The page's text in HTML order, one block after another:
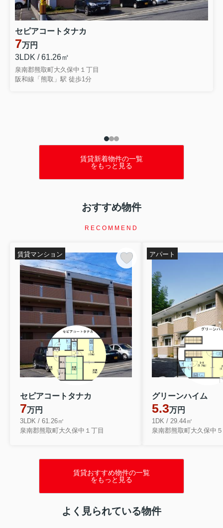
2026.08.02
第2回【イエサポ住まい支援コラム】
【イエサポ住まい支援コラム】第2回 住宅セーフティネ
ット制度とは？ 「住まいに困ったとき、誰が支えてくれ
議会様で行った講演をもとに、 「住まいを失ってからで
はなく、住まいを失う前に相談することが大切」 という
セピアコートタナカ
7万円
3LDK / 61.26㎡
泉南郡熊取町大久保中１丁目
阪和線「熊取」駅 徒歩1分
賃貸新着物件の一覧
をもっと見る
おすすめ物件
RECOMMEND
セピアコートタナカ
7万円
3LDK / 61.26㎡
泉南郡熊取町大久保中１丁目
賃貸マンション
グリーンハイム
5.3万円
1DK / 29.44㎡
泉南郡熊取町大久保中
アパート
賃貸おすすめ物件の一覧
をもっと見る
よく見られている物件